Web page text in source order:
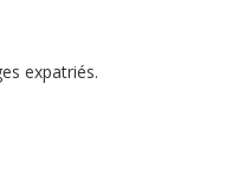
expatriés.